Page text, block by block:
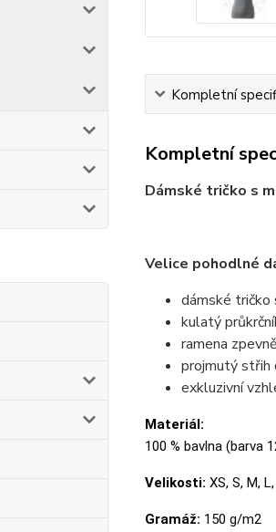
Kompletní
Kompletní
Dámské tričko s
Velice pohodlné
dámské tričko
kulatý
ramena
projmutý střih
exkluzivní
Materiál:
100 % bavlna (barva
Velikosti: XS, S, M,
Gramáž: 150 g/m2